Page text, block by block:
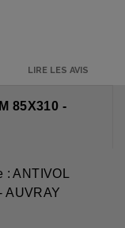
LIRE LES AVIS
85X310 -
: ANTIVOL
AUVRAY